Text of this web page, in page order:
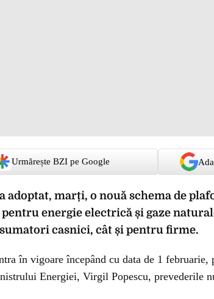
Urmărește BZI pe Google
adoptat, marți, o nouă schema de
energie electrică și gaze
casnici, cât și pentru firme.
în vigoare începând cu data de 1
Energiei, Virgil Popescu, prevederile